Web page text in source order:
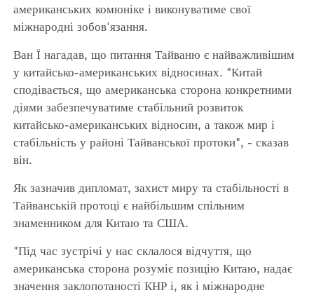
американських комюніке і виконуватиме свої
міжнародні зобов'язання.
Ван Ї нагадав, що питання Тайваню є найважливішим
у китайсько-американських відносинах. "Китай
сподівається, що американська сторона конкретними
діями забезпечуватиме стабільний розвиток
китайсько-американських відносин, а також мир і
стабільність у районі Тайванської протоки", - сказав
він.
Як зазначив дипломат, захист миру та стабільності в
Тайванській протоці є найбільшим спільним
знаменником для Китаю та США.
"Під час зустрічі у нас склалося відчуття, що
американська сторона розуміє позицію Китаю, надає
значення заклопотаності КНР і, як і міжнародне